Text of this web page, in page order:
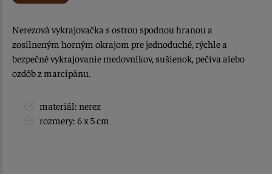
Nerezová vykrajovačka s ostrou spodnou hranou a
zosilneným horným okrajom pre jednoduché, rýchle a
bezpečné vykrajovanie medovníkov, sušienok, pečiva alebo
ozdôb z marcipánu.
materiál: nerez
rozmery: 6 x 5 cm